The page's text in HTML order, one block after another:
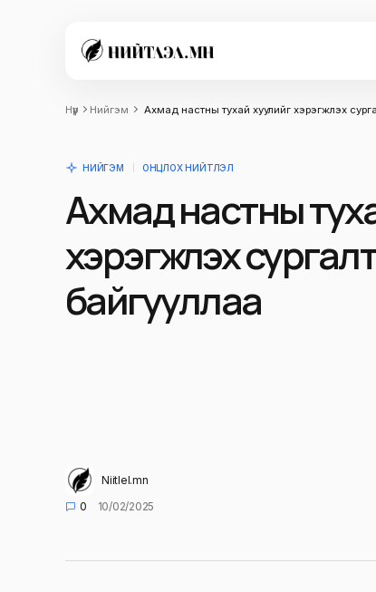
Нүүр Нийгэм Ахмад настны тухай хуулийг хэрэгжүүлэх
НИЙГЭМ ОНЦЛОХ НИЙТЛЭЛ
Ахмад настны
хэрэгжүүлэх
байгууллаа
Niitlel.mn
0
10/02/2025